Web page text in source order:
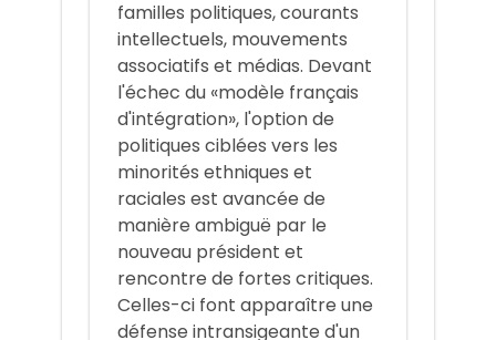
familles politiques, courants
intellectuels, mouvements
associatifs et médias. Devant
l'échec du «modèle français
d'intégration», l'option de
politiques ciblées vers les
minorités ethniques et
raciales est avancée de
manière ambiguë par le
nouveau président et
rencontre de fortes critiques.
Celles-ci font apparaître une
défense intransigeante d'un